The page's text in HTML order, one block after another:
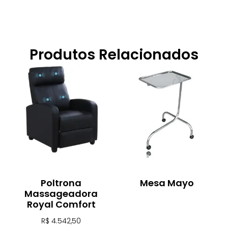
Produtos Relacionados
Poltrona
Massageadora
Royal Comfort
R$ 4.542,50
Mesa Mayo